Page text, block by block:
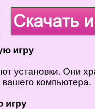
игру
установки. Они
вашего компьютера.
игру